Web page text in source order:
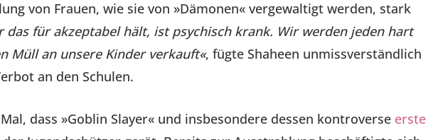
von Frauen, wie sie von »Dämonen« vergewaltigt werden, stark
das für akzeptabel hält, ist psychisch krank. Wir werden jeden hart
Müll an unsere Kinder verkauft«, fügte Shaheen unmissverständlich
an den Schulen.
dass »Goblin Slayer« und insbesondere dessen kontroverse erste